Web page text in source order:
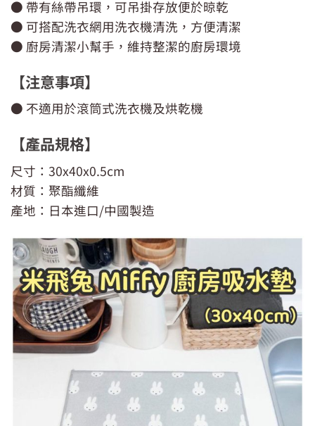
● 帶有絲帶吊環，可吊掛存放便於晾乾
● 可搭配洗衣網用洗衣機清洗，方便清潔
● 廚房清潔小幫手，維持整潔的廚房環境
【注意事項】
● 不適用於滾筒式洗衣機及烘乾機
【產品規格】
尺寸：30x40x0.5cm
材質：聚酯纖維
產地：日本進口/中國製造